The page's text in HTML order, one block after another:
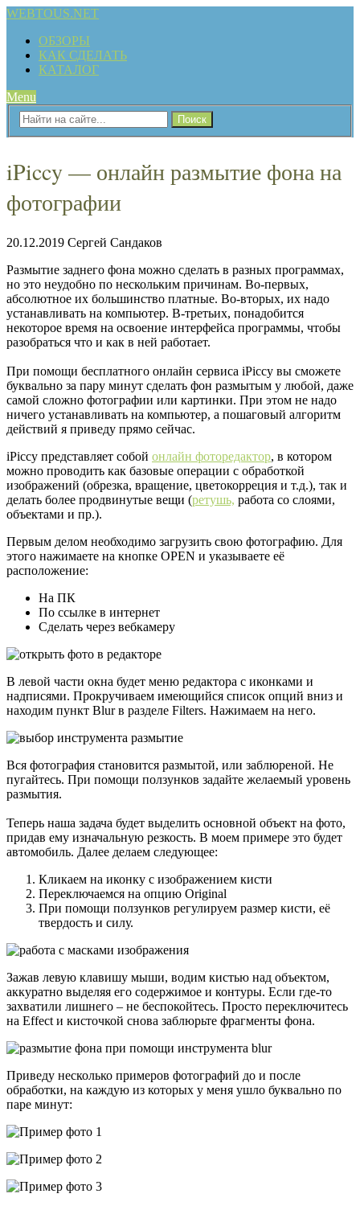
WEBTOUS.NET
ОБЗОРЫ
КАК СДЕЛАТЬ
КАТАЛОГ
Menu
iPiccy — онлайн размытие фона на
фотографии
20.12.2019 Сергей Сандаков
Размытие заднего фона можно сделать в разных программах,
но это неудобно по нескольким причинам. Во-первых,
абсолютное их большинство платные. Во-вторых, их надо
устанавливать на компьютер. В-третьих, понадобится
некоторое время на освоение интерфейса программы, чтобы
разобраться что и как в ней работает.
При помощи бесплатного онлайн сервиса iPiccy вы сможете
буквально за пару минут сделать фон размытым у любой, даже
самой сложно фотографии или картинки. При этом не надо
ничего устанавливать на компьютер, а пошаговый алгоритм
действий я приведу прямо сейчас.
iPiccy представляет собой онлайн фоторедактор, в котором
можно проводить как базовые операции с обработкой
изображений (обрезка, вращение, цветокорреция и т.д.), так и
делать более продвинутые вещи (ретушь, работа со слоями,
объектами и пр.).
Первым делом необходимо загрузить свою фотографию. Для
этого нажимаете на кнопке OPEN и указываете её
расположение:
На ПК
По ссылке в интернет
Сделать через вебкамеру
В левой части окна будет меню редактора с иконками и
надписями. Прокручиваем имеющийся список опций вниз и
находим пункт Blur в разделе Filters. Нажимаем на него.
Вся фотография становится размытой, или заблюреной. Не
пугайтесь. При помощи ползунков задайте желаемый уровень
размытия.
Теперь наша задача будет выделить основной объект на фото,
придав ему изначальную резкость. В моем примере это будет
автомобиль. Далее делаем следующее:
Кликаем на иконку с изображением кисти
Переключаемся на опцию Original
При помощи ползунков регулируем размер кисти, её
твердость и силу.
Зажав левую клавишу мыши, водим кистью над объектом,
аккуратно выделяя его содержимое и контуры. Если где-то
захватили лишнего – не беспокойтесь. Просто переключитесь
на Effect и кисточкой снова заблюрьте фрагменты фона.
Приведу несколько примеров фотографий до и после
обработки, на каждую из которых у меня ушло буквально по
паре минут: